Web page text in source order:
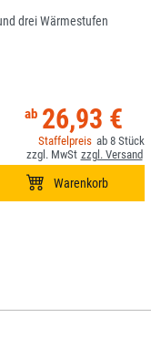
drei Wärmestufen
26,93 €
8